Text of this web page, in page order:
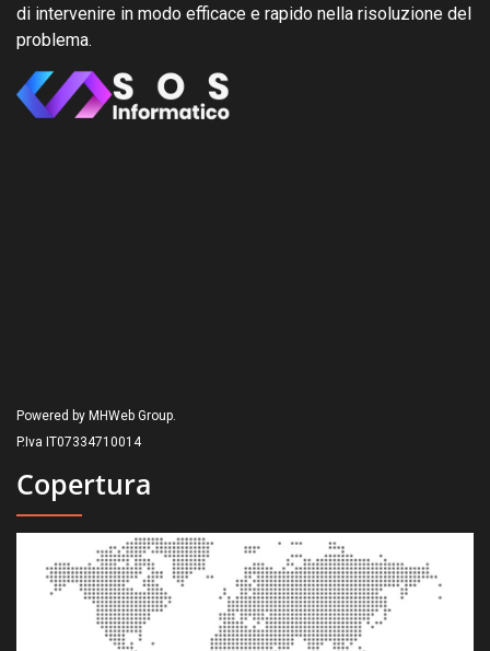
di intervenire in modo efficace e rapido nella risoluzione del
problema.
Powered by MHWeb Group.
P.Iva IT07334710014
Copertura